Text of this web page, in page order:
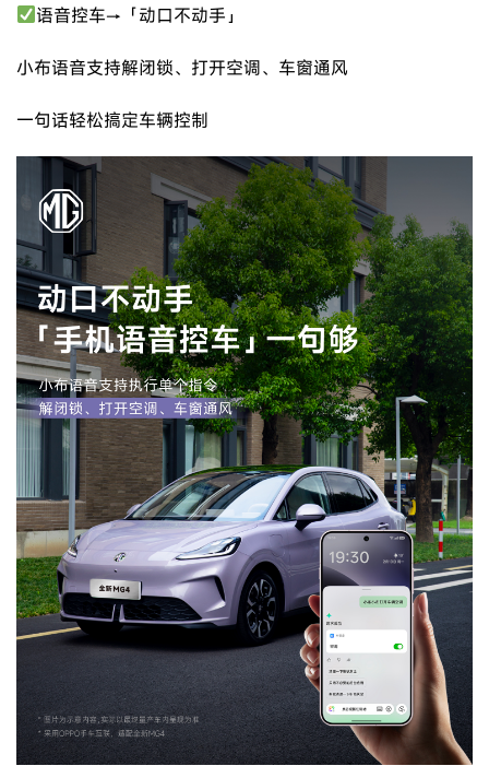
语音控车→「动口不动手」
小布语音支持解闭锁、打开空调、车窗通风
一句话轻松搞定车辆控制